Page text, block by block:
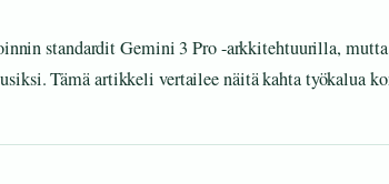
standardit Gemini 3 Pro -arkkitehtuurilla,
Tämä artikkeli vertailee näitä kahta työkalua